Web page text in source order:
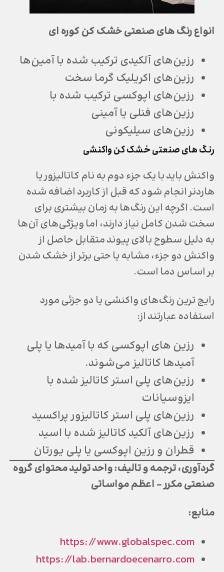
انواع رنگ های صنعتی خشک کن کوره ای
رزین‌های آلکیدی ترکیب شده با آمین‌ها
رزین‌های اکریلیک گرما سخت
رزین‌های اپوکسی ترکیب شده با
رزین‌های فنلی یا آمینی
رزین‌های سیلیکونی
رنگ های صنعتی خشک کن واکنشی
واکنش باید با یک جزء دوم به نام کاتالیزور یا
هاردنر انجام شود که قبل از کاربرد اضافه شده
است. اگرچه این رنگ‌ها به زمان بیشتری برای
سخت شدن کامل نیاز دارند، اما ویژگی‌های آن‌ها
به دلیل سطوح بالای پیوند متقابل حاصل از
واکنش دو جزء، مشابه یا حتی برتر از خشک شدن
بر اساس دما است.
رایج ترین رنگ‌های واکنشی یا دو جزئی مورد
استفاده عبارتند از:
رزین های اپوکسی که با آمیدها یا پلی
آمیدها کاتالیز می‌شوند.
رزین‌های پلی استر کاتالیز شده با
ایزوسیانات
رزین‌های پلی استر کاتالیزور پراکسید
رزین‌های آلکید کاتالیز شده با اسید
قطران و رزین اپوکسی یا پلی یورتان
گردآوری، ترجمه و تالیف: واحد تولید محتوای گروه
صنعتی مکرر – اعظم مواساتی
منابع:
https://www.globalspec.com
https://lab.bernardoecenarro.com